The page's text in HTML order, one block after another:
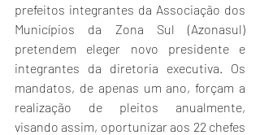
prefeitos integrantes da Associação dos
Municípios da Zona Sul (Azonasul)
pretendem eleger novo presidente e
integrantes da diretoria executiva. Os
mandatos, de apenas um ano, forçam a
realização de pleitos anualmente,
visando assim, oportunizar aos 22 chefes